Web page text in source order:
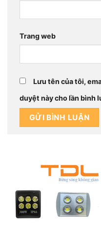
Trang web
Lưu tên của tôi,
duyệt này cho lần bình